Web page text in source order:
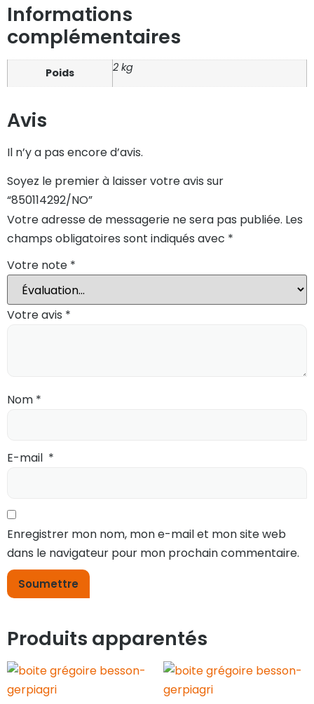
Informations
complémentaires
Poids 2 kg
Avis
Il n’y a pas encore d’avis.
Soyez le premier à laisser votre avis sur
“850114292/NO”
Votre adresse de messagerie ne sera pas publiée. Les
champs obligatoires sont indiqués avec *
Votre note *
Votre avis *
Nom *
E-mail *
Enregistrer mon nom, mon e-mail et mon site web
dans le navigateur pour mon prochain commentaire.
Produits apparentés